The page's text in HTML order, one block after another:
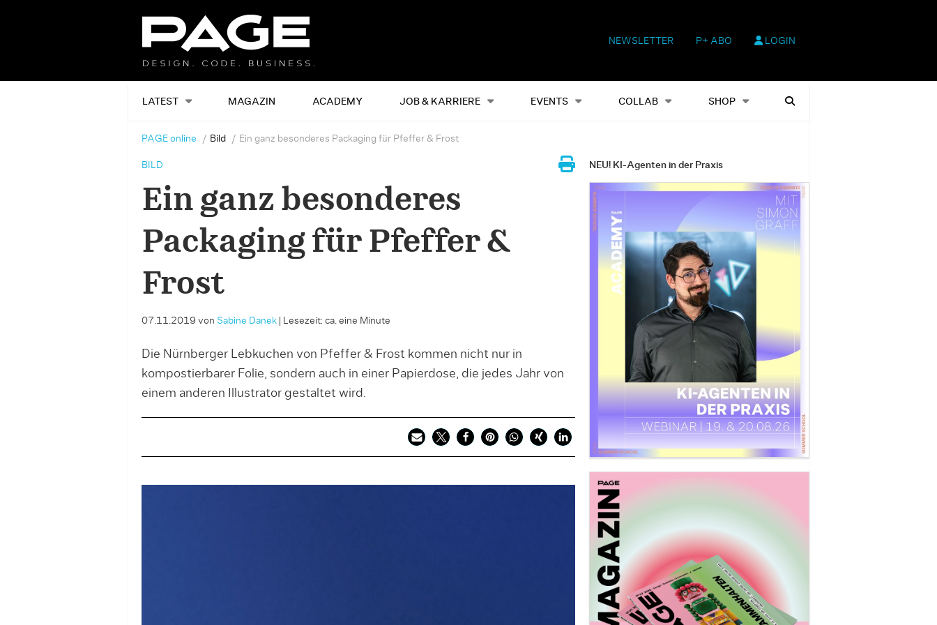
NEWSLETTER P+ ABO LOGIN
LATEST MAGAZIN ACADEMY JOB & KARRIERE EVENTS COLLAB SHOP
Alles Events Shop Heftausgaben Suchen
PAGE online Bild Ein ganz besonderes Packaging für Pfeffer & Frost
BILD
Ein ganz besonderes
Packaging für Pfeffer &
Frost
07.11.2019 von Sabine Danek| Lesezeit: ca. eine Minute
Die Nürnberger Lebkuchen von Pfeffer & Frost kommen nicht nur in
kompostierbarer Folie, sondern auch in einer Papierdose, die jedes Jahr von
einem anderen Illustrator gestaltet wird.
NEU! KI-Agenten in der Praxis